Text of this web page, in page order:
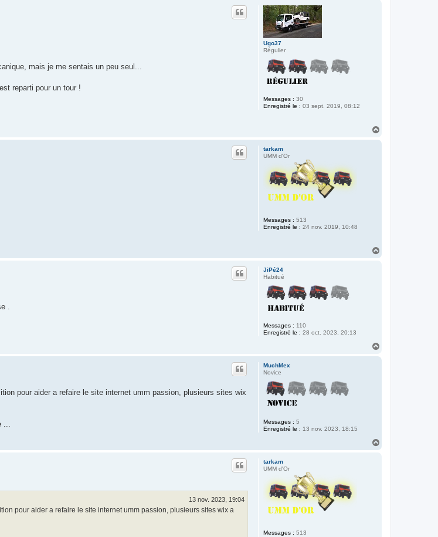
Ugo37
Régulier
Messages : 30
Enregistré le : 03 sept. 2019, 08:12
mais je me sentais un peu seul...
reparti pour un tour !
tarkam
UMM d'Or
Messages : 513
Enregistré le : 24 nov. 2019, 10:48
JiPé24
Habitué
Messages : 110
Enregistré le : 28 oct. 2023, 20:13
.
MuchMex
Novice
Messages : 5
Enregistré le : 13 nov. 2023, 18:15
pour aider a refaire le site internet umm passion, plusieurs sites wix
tarkam
UMM d'Or
Messages : 513
13 nov. 2023, 19:04
pour aider a refaire le site internet umm passion, plusieurs sites wix a